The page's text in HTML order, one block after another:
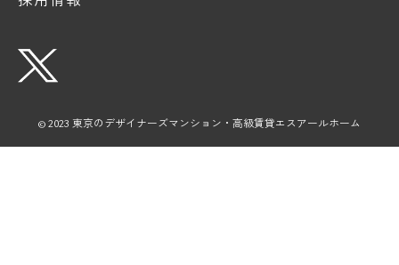
© 2023 東京のデザイナーズマンション・高級賃貸エスアールホーム